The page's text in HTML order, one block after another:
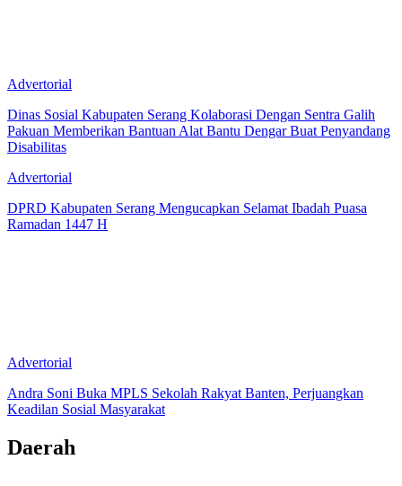
Advertorial
Dinas Sosial Kabupaten Serang Kolaborasi Dengan Sentra Galih
Pakuan Memberikan Bantuan Alat Bantu Dengar Buat Penyandang
Disabilitas
Advertorial
DPRD Kabupaten Serang Mengucapkan Selamat Ibadah Puasa
Ramadan 1447 H
Advertorial
Andra Soni Buka MPLS Sekolah Rakyat Banten, Perjuangkan
Keadilan Sosial Masyarakat
Daerah